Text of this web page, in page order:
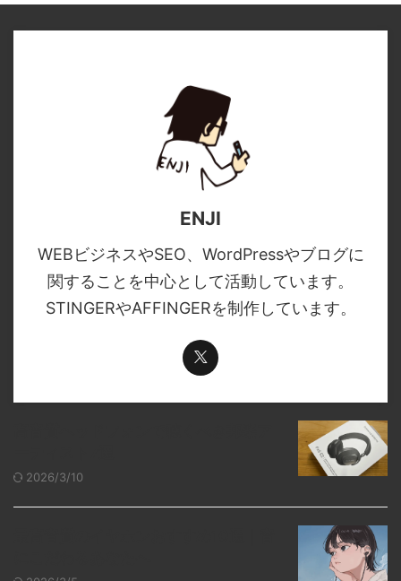
ENJI
WEBビジネスやSEO、WordPressやブログに
関することを中心として活動しています。
STINGERやAFFINGERを制作しています。
2026/3/10